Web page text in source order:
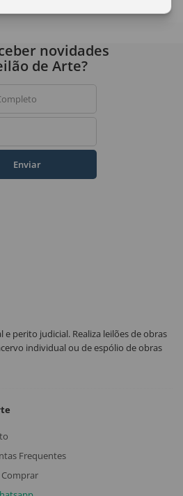
novidades
de Arte?
Enviar
e perito judicial. Realiza leilões de obras
individual ou de espólio de obras
Frequentes